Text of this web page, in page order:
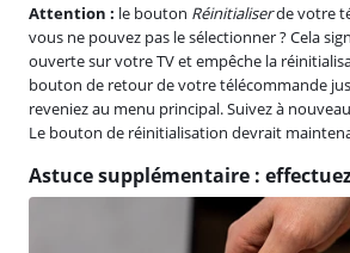
Attention : le bouton Réinitialiserde votre
vous ne pouvez pas le sélectionner ? Cela
ouverte sur votre TV et empêche la
bouton de retour de votre télécommande
reveniez au menu principal. Suivez à
Le bouton de réinitialisation devrait
Astuce supplémentaire :